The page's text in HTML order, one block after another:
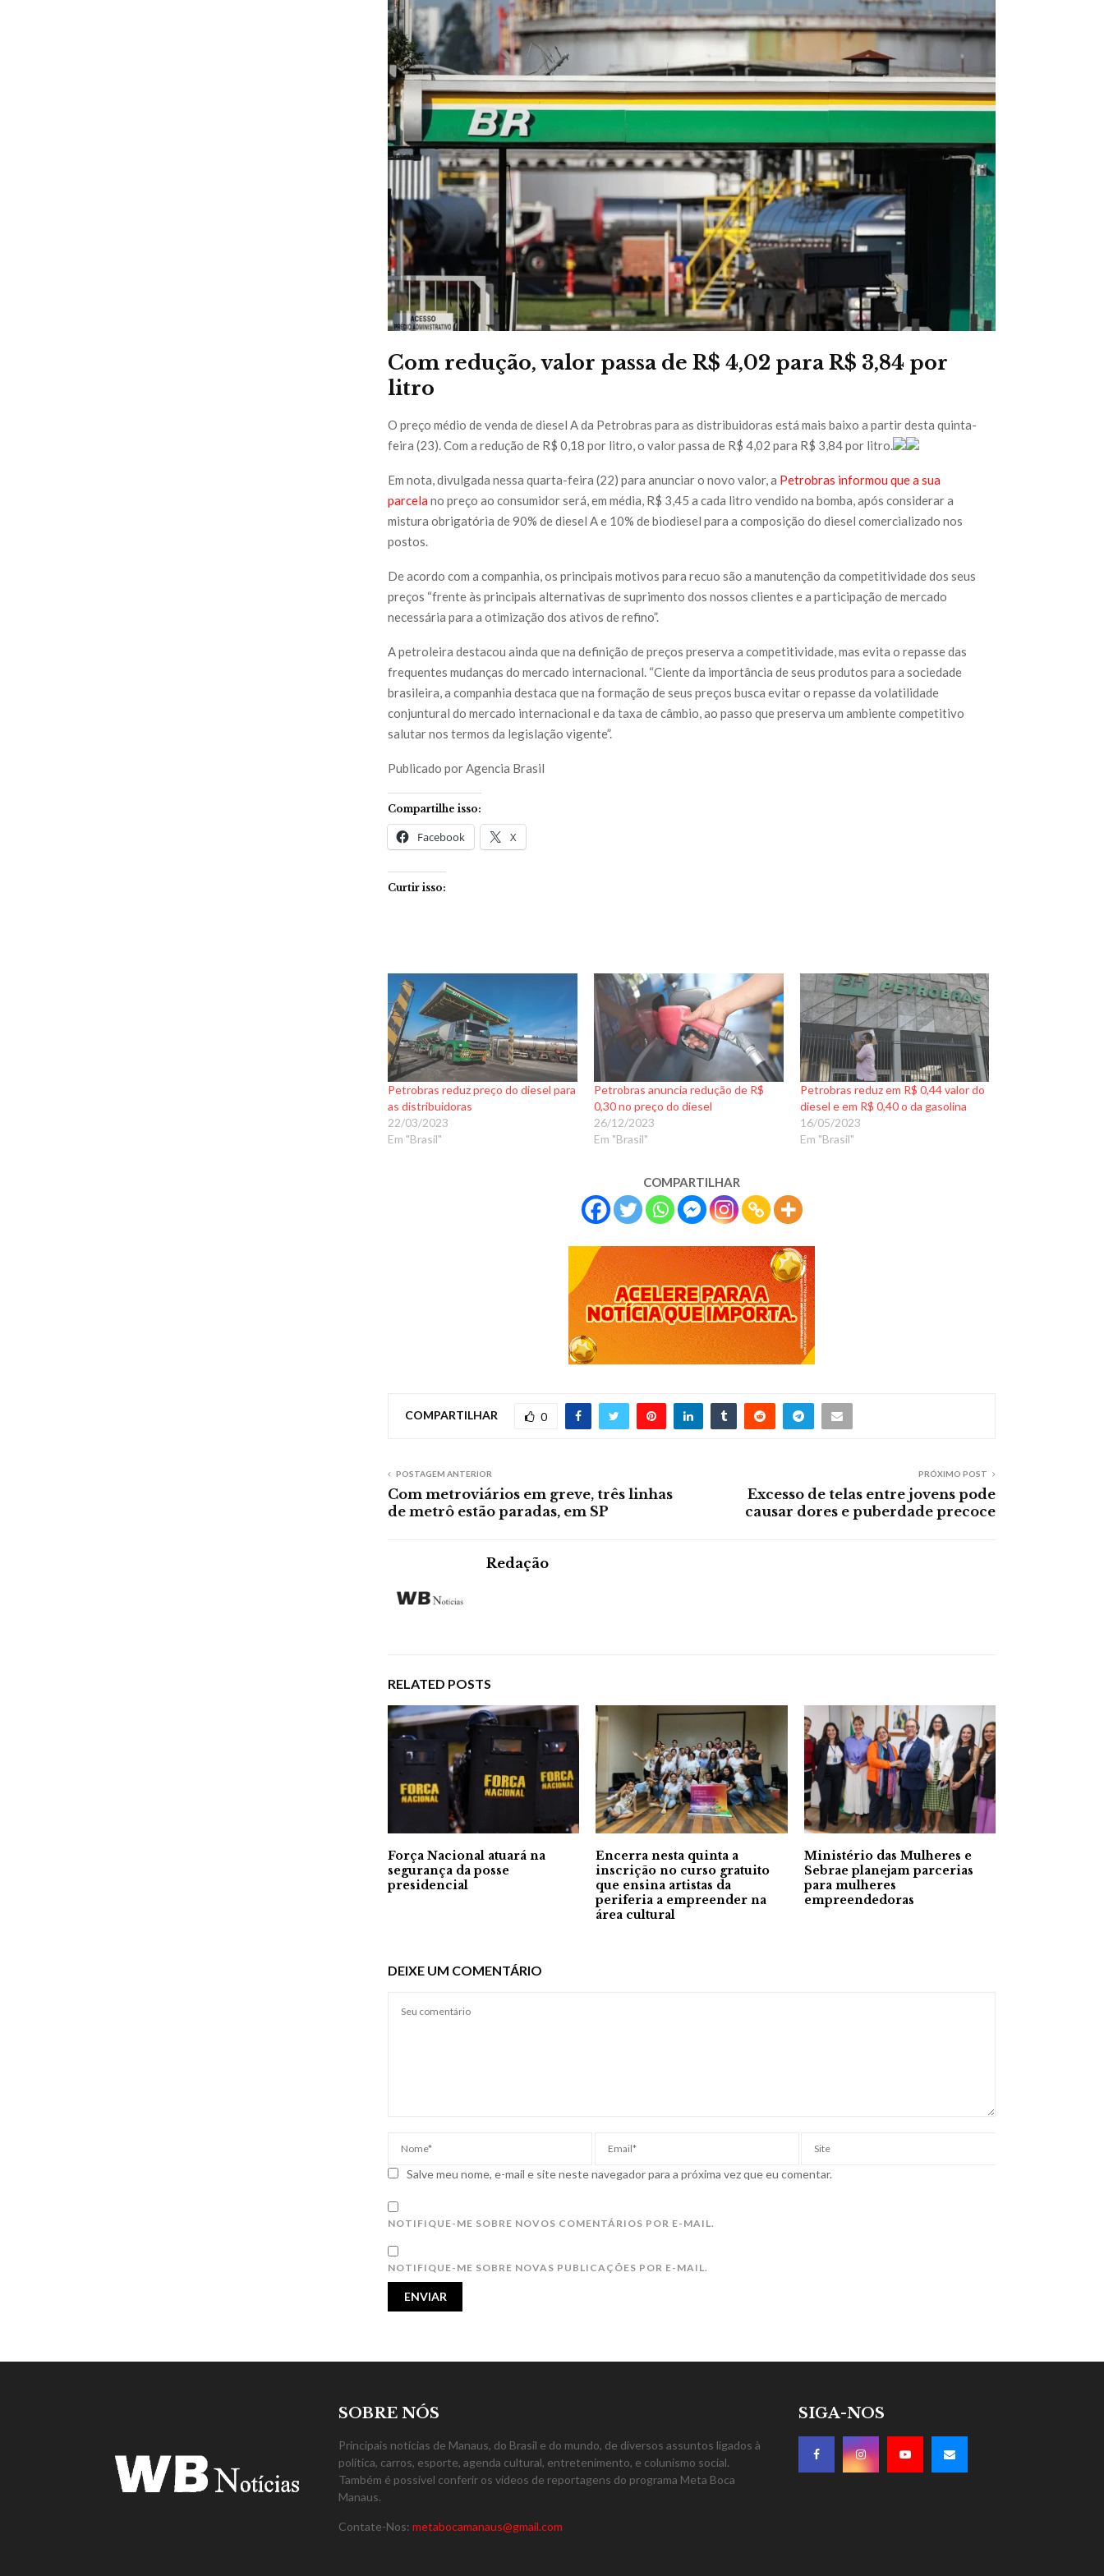
Com redução, valor passa de R$ 4,02 para R$ 3,84 por
litro
O preço médio de venda de diesel A da Petrobras para as distribuidoras está mais baixo a partir desta quinta-
feira (23). Com a redução de R$ 0,18 por litro, o valor passa de R$ 4,02 para R$ 3,84 por litro.
Em nota, divulgada nessa quarta-feira (22) para anunciar o novo valor, a Petrobras informou que a sua
parcela no preço ao consumidor será, em média, R$ 3,45 a cada litro vendido na bomba, após considerar a
mistura obrigatória de 90% de diesel A e 10% de biodiesel para a composição do diesel comercializado nos
postos.
De acordo com a companhia, os principais motivos para recuo são a manutenção da competitividade dos seus
preços “frente às principais alternativas de suprimento dos nossos clientes e a participação de mercado
necessária para a otimização dos ativos de refino”.
A petroleira destacou ainda que na definição de preços preserva a competitividade, mas evita o repasse das
frequentes mudanças do mercado internacional. “Ciente da importância de seus produtos para a sociedade
brasileira, a companhia destaca que na formação de seus preços busca evitar o repasse da volatilidade
conjuntural do mercado internacional e da taxa de câmbio, ao passo que preserva um ambiente competitivo
salutar nos termos da legislação vigente”.
Publicado por Agencia Brasil
Compartilhe isso:
Facebook X
Curtir isso:
Petrobras reduz preço do diesel para
as distribuidoras
22/03/2023
Em "Brasil"
Petrobras anuncia redução de R$
0,30 no preço do diesel
26/12/2023
Em "Brasil"
Petrobras reduz em R$ 0,44 valor do
diesel e em R$ 0,40 o da gasolina
16/05/2023
Em "Brasil"
COMPARTILHAR
COMPARTILHAR 0
POSTAGEM ANTERIOR
Com metroviários em greve, três linhas
de metrô estão paradas, em SP
PRÓXIMO POST
Excesso de telas entre jovens pode
causar dores e puberdade precoce
Redação
RELATED POSTS
Força Nacional atuará na
segurança da posse
presidencial
Encerra nesta quinta a
inscrição no curso gratuito
que ensina artistas da
periferia a empreender na
área cultural
Ministério das Mulheres e
Sebrae planejam parcerias
para mulheres
empreendedoras
DEIXE UM COMENTÁRIO
Salve meu nome, e-mail e site neste navegador para a próxima vez que eu comentar.
NOTIFIQUE-ME SOBRE NOVOS COMENTÁRIOS POR E-MAIL.
NOTIFIQUE-ME SOBRE NOVAS PUBLICAÇÕES POR E-MAIL.
SOBRE NÓS
Principais notícias de Manaus, do Brasil e do mundo, de diversos assuntos ligados à
política, carros, esporte, agenda cultural, entretenimento, e colunismo social.
Também é possível conferir os vídeos de reportagens do programa Meta Boca
Manaus.
Contate-Nos: metabocamanaus@gmail.com
SIGA-NOS